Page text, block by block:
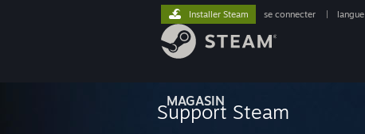
MAGASIN
Installer Steam se connecter langue
Support Steam